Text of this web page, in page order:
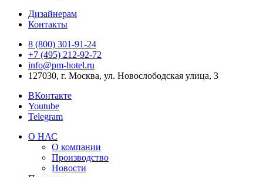
Дизайнерам
Контакты
8 (800) 301‑91‑24
+7 (495) 212‑92‑72
info@pm-hotel.ru
127030, г. Москва, ул. Новослободская улица, 3
ВКонтакте
Youtube
Telegram
О НАС
О компании
Производство
Новости